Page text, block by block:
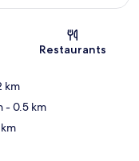
Restaurants
km
- 0.5 km